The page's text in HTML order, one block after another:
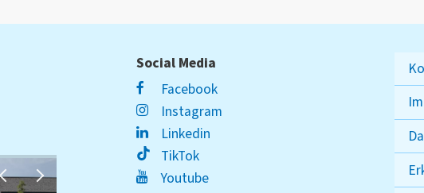
Social Media
Facebook
Instagram
Linkedin
TikTok
Youtube